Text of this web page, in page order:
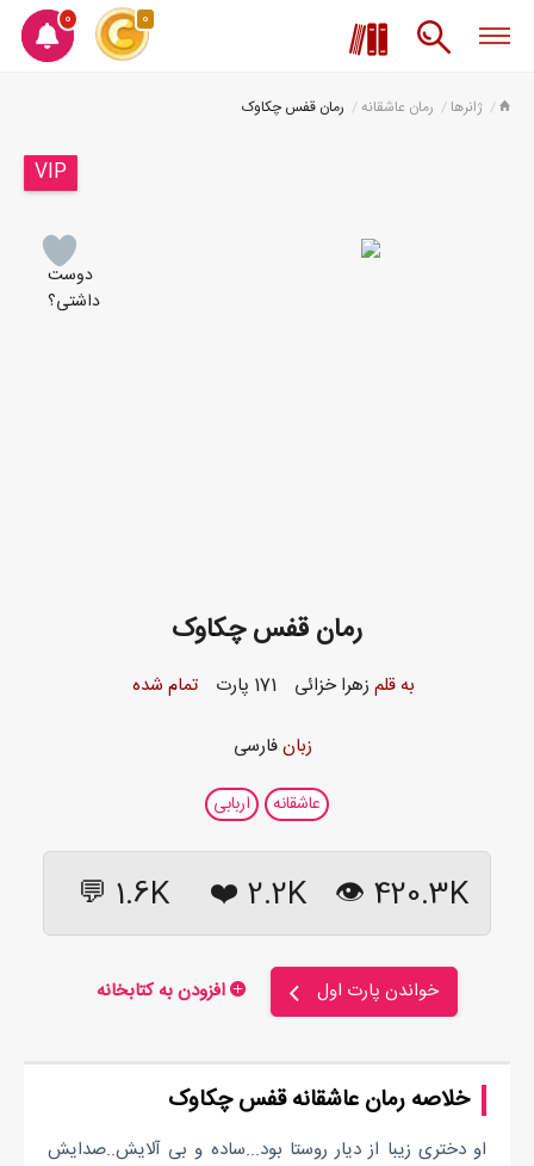
0 0
ژانرها رمان عاشقانه رمان قفس چکاوک
VIP
دوست
داشتی؟
رمان قفس چکاوک
به قلم زهرا خزائی 171 پارت تمام شده
زبانفارسی
عاشقانه اربابی
420.3K 👁
2.2K
❤️
1.6K 💬
خواندن پارت اول افزودن به کتابخانه
خلاصه رمان عاشقانه قفس چکاوک
او دختری زیبا از دیار روستا بود...ساده و بی آلایش..صدایش